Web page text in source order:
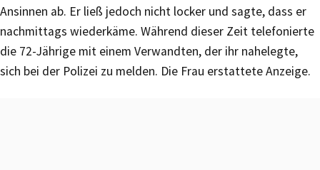
Ansinnen ab. Er ließ jedoch nicht locker und sagte, dass er
nachmittags wiederkäme. Während dieser Zeit telefonierte
die 72-Jährige mit einem Verwandten, der ihr nahelegte,
sich bei der Polizei zu melden. Die Frau erstattete Anzeige.